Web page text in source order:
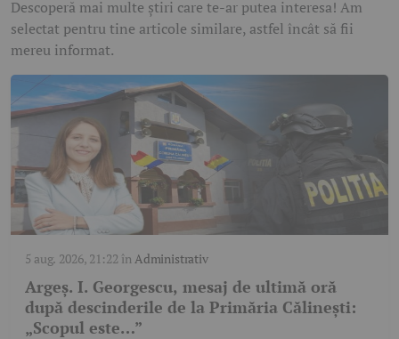
Descoperă mai multe știri care te-ar putea interesa! Am
selectat pentru tine articole similare, astfel încât să fii
mereu informat.
5 aug. 2026, 21:22 în Administrativ
Argeș. I. Georgescu, mesaj de ultimă oră
după descinderile de la Primăria Călinești:
„Scopul este…”